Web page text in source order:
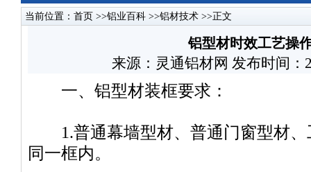
当前位置： 首页 >>铝业百科 >>铝材技术 >>正文
铝型材时效工艺操
来源：灵通铝材网 发布时间：
一、铝型材装框要求：
1.普通幕墙型材、普通门窗型材、
同一框内。